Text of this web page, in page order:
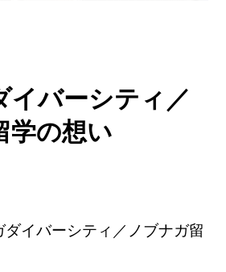
イバーシティ／
学の想い
イバーシティ／ノブナガ留